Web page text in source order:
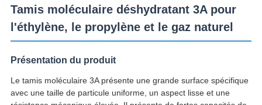
PRIVACY
POLICY
Tamis moléculaire déshydratant 3A pour
l'éthylène, le propylène et le gaz naturel
Présentation du produit
Le tamis moléculaire 3A présente une grande surface spécifique
avec une taille de particule uniforme, un aspect lisse et une